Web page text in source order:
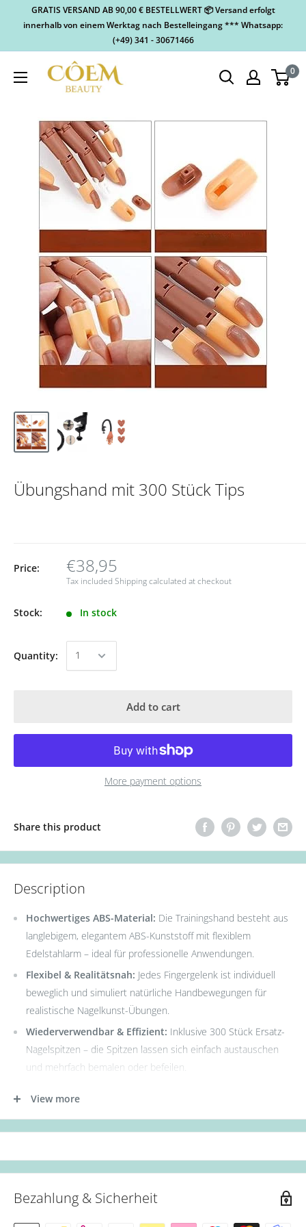
GRATIS VERSAND AB 90,00 € BESTELLWERT 📦 Versand erfolgt
innerhalb von einem Werktag nach Bestelleingang *** Whatsapp:
(+49) 341 - 30671466
0
Übungshand mit 300 Stück Tips
Price: €38,95
Tax included Shipping calculated at checkout
Stock: In stock
Quantity:
Add to cart
More payment options
Share this product
Description
Hochwertiges ABS-Material: Die Trainingshand besteht aus
langlebigem, elegantem ABS-Kunststoff mit flexiblem
Edelstahlarm – ideal für professionelle Anwendungen.
Flexibel & Realitätsnah: Jedes Fingergelenk ist individuell
beweglich und simuliert natürliche Handbewegungen für
realistische Nagelkunst-Übungen.
Wiederverwendbar & Effizient: Inklusive 300 Stück Ersatz-
Nagelspitzen – die Spitzen lassen sich einfach austauschen
und mehrfach bemalen oder befeilen.
Acryl-, Gel- und Nail Art-Techniken. Auch als
Präsentationshand oder für Schulungen einsetzbar.
mit Tischhalterung & 300 Nachfülltips. Unser Kundenservice
View more
Bezahlung & Sicherheit